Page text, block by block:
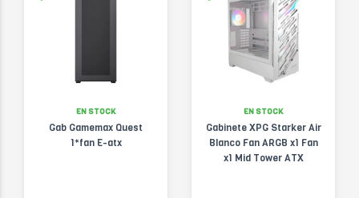
EN STOCK
Gab Gamemax Quest
1*fan E-atx
EN STOCK
Gabinete XPG Starker Air
Blanco Fan ARGB x1 Fan
x1 Mid Tower ATX